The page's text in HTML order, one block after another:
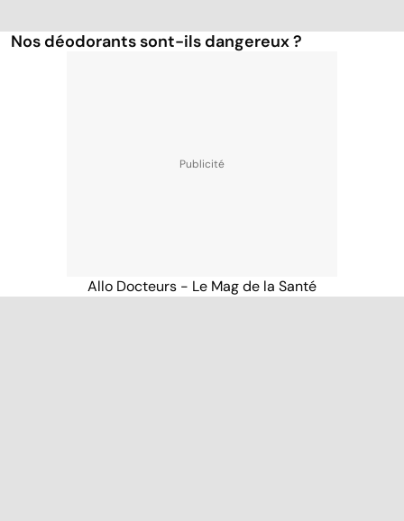
Nos déodorants sont-ils dangereux ?
Allo Docteurs - Le Mag de la Santé